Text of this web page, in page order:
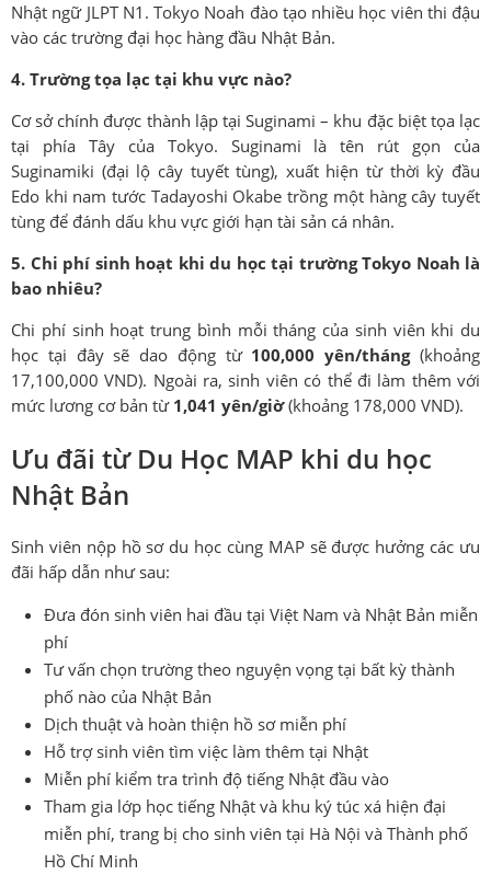
Nhật ngữ JLPT N1. Tokyo Noah đào tạo nhiều học viên thi đậu
vào các trường đại học hàng đầu Nhật Bản.
4. Trường tọa lạc tại khu vực nào?
Cơ sở chính được thành lập tại Suginami – khu đặc biệt tọa lạc
tại phía Tây của Tokyo. Suginami là tên rút gọn của
Suginamiki (đại lộ cây tuyết tùng), xuất hiện từ thời kỳ đầu
Edo khi nam tước Tadayoshi Okabe trồng một hàng cây tuyết
tùng để đánh dấu khu vực giới hạn tài sản cá nhân.
5. Chi phí sinh hoạt khi du học tại trường Tokyo Noah là
bao nhiêu?
Chi phí sinh hoạt trung bình mỗi tháng của sinh viên khi du
học tại đây sẽ dao động từ 100,000 yên/tháng(khoảng
17,100,000 VND). Ngoài ra, sinh viên có thể đi làm thêm với
mức lương cơ bản từ 1,041 yên/giờ(khoảng 178,000 VND).
Ưu đãi từ Du Học MAP khi du học
Nhật Bản
Sinh viên nộp hồ sơ du học cùng MAP sẽ được hưởng các ưu
đãi hấp dẫn như sau:
Đưa đón sinh viên hai đầu tại Việt Nam và Nhật Bản miễn
phí
Tư vấn chọn trường theo nguyện vọng tại bất kỳ thành
phố nào của Nhật Bản
Dịch thuật và hoàn thiện hồ sơ miễn phí
Hỗ trợ sinh viên tìm việc làm thêm tại Nhật
Miễn phí kiểm tra trình độ tiếng Nhật đầu vào
Tham gia lớp học tiếng Nhật và khu ký túc xá hiện đại
miễn phí, trang bị cho sinh viên tại Hà Nội và Thành phố
Hồ Chí Minh